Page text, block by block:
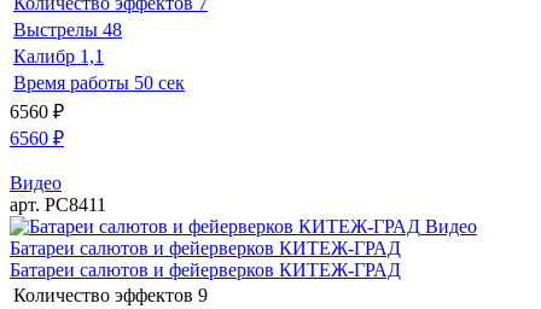
Выстрелы 48
Калибр 1,1
Время работы 50 сек
6560 ₽
6560 ₽
Видео
арт. РС8411
Видео
Батареи салютов и фейерверков КИТЕЖ-ГРАД
Батареи салютов и фейерверков КИТЕЖ-ГРАД
Количество эффектов 9